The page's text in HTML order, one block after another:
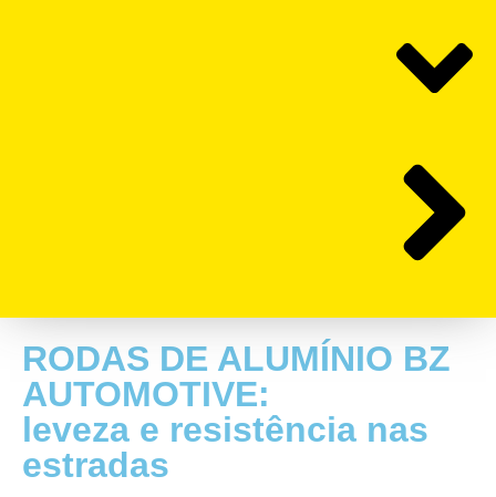
RODAS DE ALUMÍNIO BZ
AUTOMOTIVE:
leveza e resistência nas
estradas